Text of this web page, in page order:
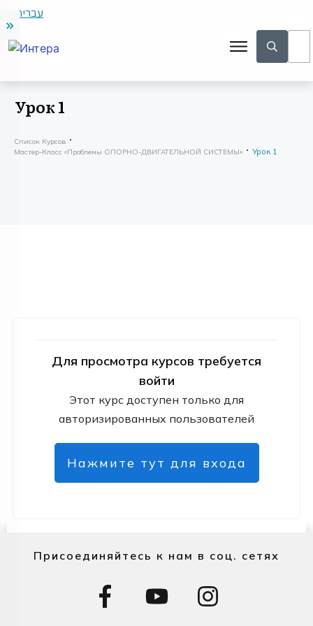
עברית
Урок 1
Список Курсов
Мастер-Класс «проблемы ОПОРНО-ДВИГАТЕЛЬНОЙ СИСТЕМЫ»
Урок 1
Для просмотра курсов требуется
войти
Этот курс доступен только для
авторизированных пользователей
Нажмите тут для входа
Присоединяйтесь к нам в соц. сетях